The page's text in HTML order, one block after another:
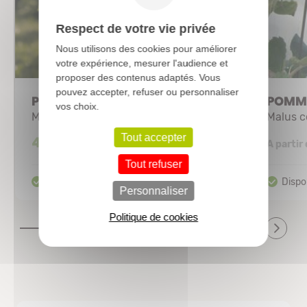
POMMIER nain 'Golden Sun'
Malus communis
46,80 €
Malus
A partir
Respect de votre vie privée
Nous utilisons des cookies pour améliorer
votre expérience, mesurer l'audience et
proposer des contenus adaptés. Vous
pouvez accepter, refuser ou personnaliser
vos choix.
Tout accepter
Tout refuser
Personnaliser
Politique de cookies